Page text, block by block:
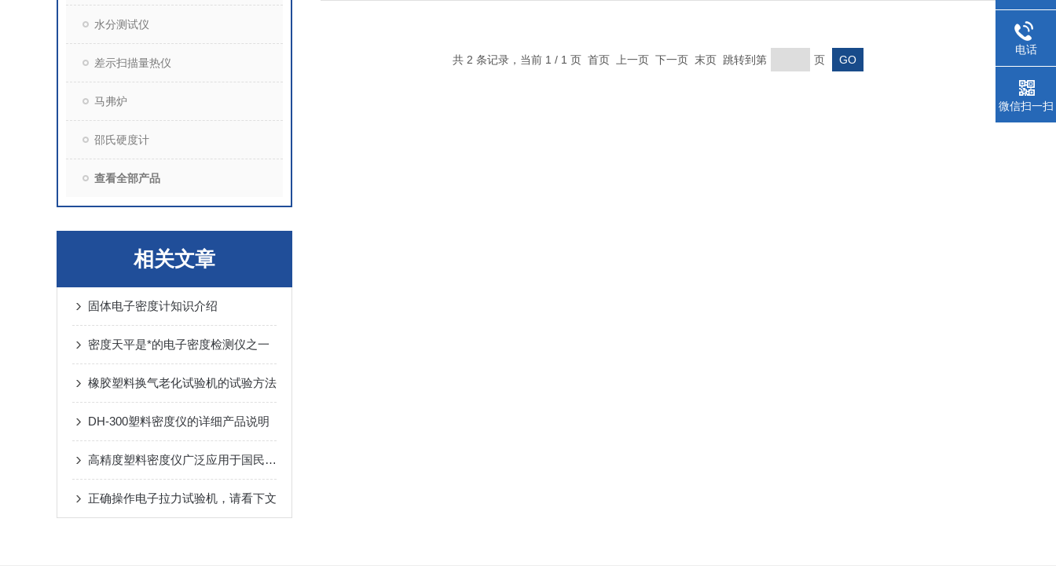
水分测试仪
差示扫描量热仪
马弗炉
邵氏硬度计
查看全部产品
相关文章
固体电子密度计知识介绍
密度天平是*的电子密度检测仪之一
橡胶塑料换气老化试验机的试验方法
DH-300塑料密度仪的详细产品说明
高精度塑料密度仪广泛应用于国民经济的各个领域
正确操作电子拉力试验机，请看下文
共 2 条记录，当前 1 / 1 页 首页 上一页 下一页 末页 跳转到第 页
电话
微信扫一扫